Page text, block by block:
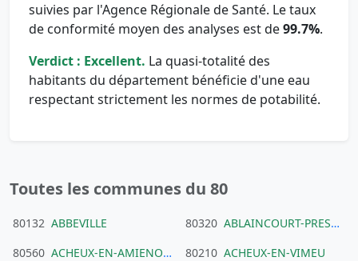
suivies par l'Agence Régionale de Santé. Le taux
de conformité moyen des analyses est de99.7%.
Verdict : Excellent. La quasi-totalité des
habitants du département bénéficie d'une eau
respectant strictement les normes de potabilité.
Toutes les communes du 80
80132 ABBEVILLE 80320 ABLAINCOURT-PRESSOIR
80560 ACHEUX-EN-AMIENOIS 80210 ACHEUX-EN-VIMEU